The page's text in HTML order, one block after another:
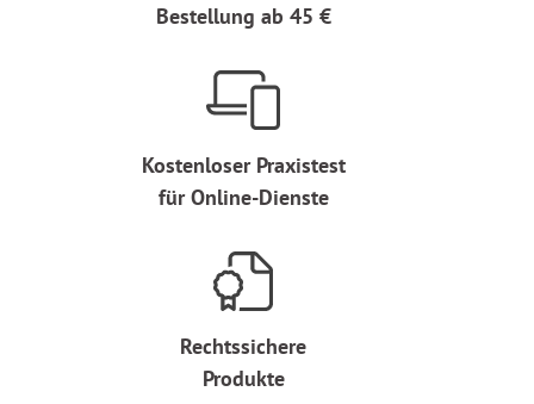
Bestellung ab 45 €
Kostenloser Praxistest
für Online-Dienste
Rechtssichere
Produkte